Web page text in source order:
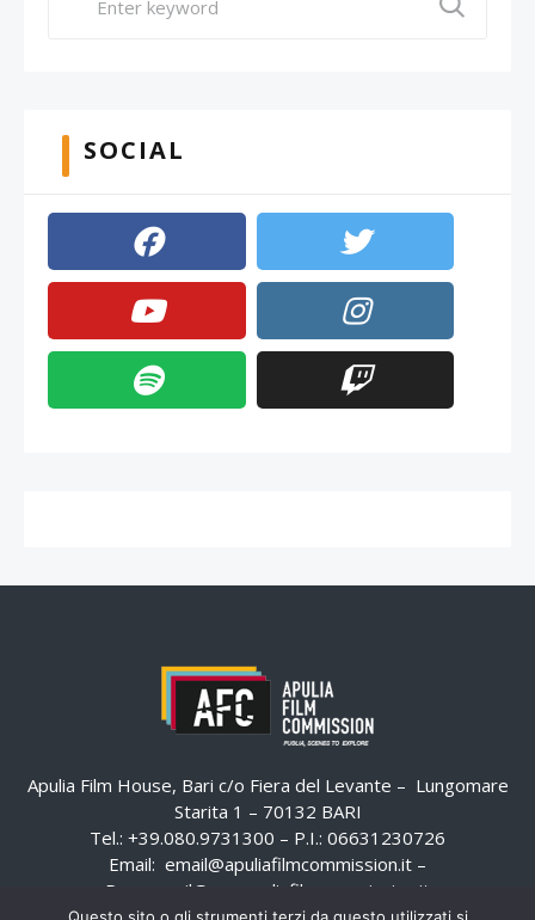
SOCIAL
Apulia Film House, Bari c/o Fiera del Levante – Lungomare
Starita 1 – 70132 BARI
Tel.: +39.080.9731300 – P.I.: 06631230726
Email: email@apuliafilmcommission.it –
Pec:
email@pec.apuliafilmcommission.it